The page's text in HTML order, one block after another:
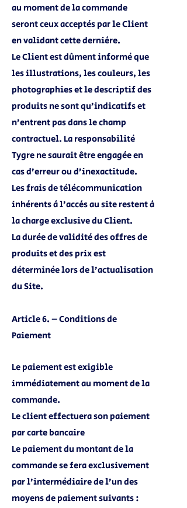
au moment de la commande
seront ceux acceptés par le Client
en validant cette dernière.
Le Client est dûment informé que
les illustrations, les couleurs, les
photographies et le descriptif des
produits ne sont qu’indicatifs et
n’entrent pas dans le champ
contractuel. La responsabilité
Tygre ne saurait être engagée en
cas d’erreur ou d’inexactitude.
Les frais de télécommunication
inhérents à l’accès au site restent à
la charge exclusive du Client.
La durée de validité des offres de
produits et des prix est
déterminée lors de l’actualisation
du Site.
Article 6. – Conditions de
Paiement
Le paiement est exigible
immédiatement au moment de la
commande.
Le client effectuera son paiement
par carte bancaire
Le paiement du montant de la
commande se fera exclusivement
par l’intermédiaire de l’un des
moyens de paiement suivants :